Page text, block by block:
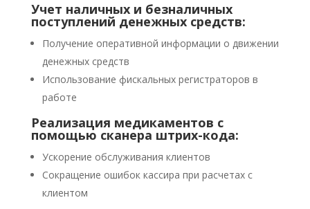
Учет наличных и безналичных
поступлений денежных средств:
Получение оперативной информации о движении
денежных средств
Использование фискальных регистраторов в
работе
Реализация медикаментов с
помощью сканера штрих-кода:
Ускорение обслуживания клиентов
Сокращение ошибок кассира при расчетах с
клиентом